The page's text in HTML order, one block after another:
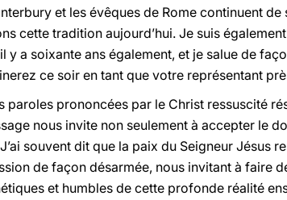
et les évêques de Rome continuent
cette tradition aujourd’hui. Je suis
y a soixante ans également, et je salue de
ce soir en tant que votre représentant
prononcées par le Christ ressuscité
nous invite non seulement à accepter le
souvent dit que la paix du Seigneur Jésus
de façon désarmée, nous invitant à faire
et humbles de cette profonde réalité